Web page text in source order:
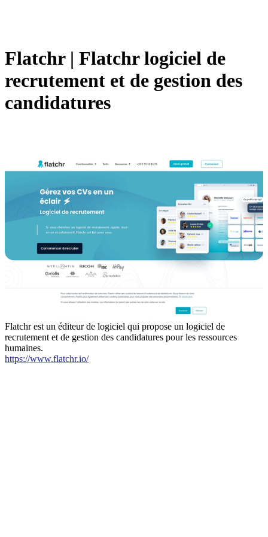
Flatchr | Flatchr logiciel de
recrutement et de gestion des
can­didatu­res
Flatchr est un éditeur de logiciel qui propose un logiciel de
recrutement et de gestion des candidatures pour les ressources
humaines.
https://www.flatchr.io/